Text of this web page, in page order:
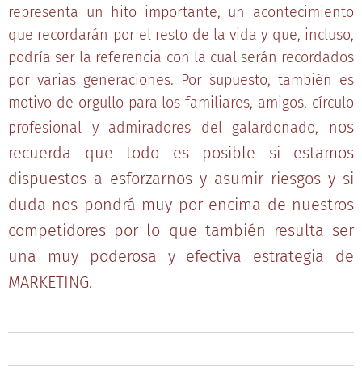
representa un hito importante, un acontecimiento
que recordarán por el resto de la vida y que, incluso,
podría ser la referencia con la cual serán recordados
por varias generaciones. Por supuesto, también es
motivo de orgullo para los familiares, amigos, círculo
profesional y admiradores del galardonado, nos
recuerda que todo es posible si estamos
dispuestos a esforzarnos y asumir riesgos y si
duda nos pondrá muy por encima de nuestros
competidores por lo que también resulta ser
una muy poderosa y efectiva estrategia de
MARKETING.